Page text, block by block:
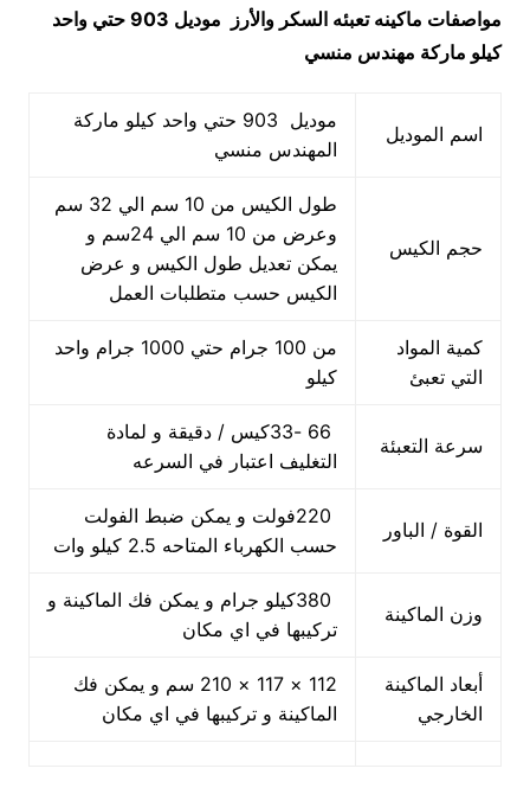
مواصفات ماكينه تعبئه السكر والأرز
موديل 903 حتي واحد
كيلو ماركة مهندس منسي
اسم الموديل
موديل 903 حتي واحد كيلو ماركة
المهندس منسي
حجم الكيس
طول الكيس من 10 سم الي 32 سم
وعرض من 10 سم الي 24سم و
يمكن تعديل طول الكيس و عرض
الكيس حسب متطلبات العمل
كمية المواد
التي تعبئ
من 100 جرام حتي 1000 جرام واحد
كيلو
سرعة التعبئة
66 -33كيس / دقيقة و لمادة
التغليف اعتبار في السرعه
القوة / الباور
220فولت و يمكن ضبط الفولت
حسب الكهرباء المتاحه 2.5 كيلو وات
وزن الماكينة
380كيلو جرام و يمكن فك الماكينة و
تركيبها في اي مكان
أبعاد الماكينة
الخارجي
112 × 117 × 210 سم و يمكن فك
الماكينة و تركيبها في اي مكان